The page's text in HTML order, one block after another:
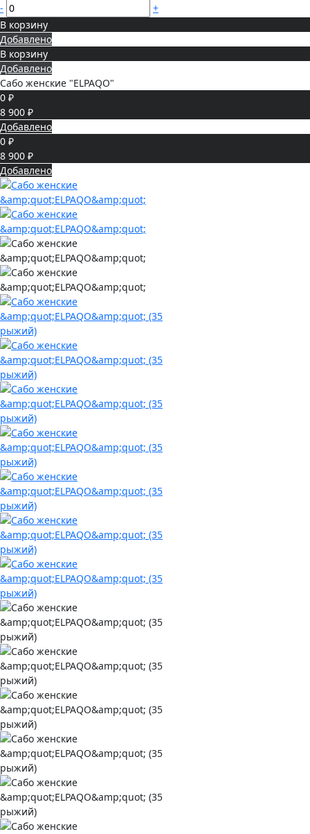
-
+
В корзину
Добавлено
В корзину
Добавлено
Сабо женские "ELPAQO"
0 ₽
8 900 ₽
Добавлено
0 ₽
8 900 ₽
Добавлено